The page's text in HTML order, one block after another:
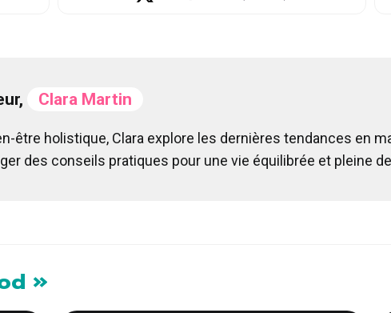
Clara Martin
être holistique, Clara explore les dernières tendances en
des conseils pratiques pour une vie équilibrée et pleine
»